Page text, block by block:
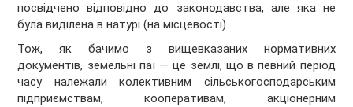
посвідчено відповідно до законодавства, але яка не
була виділена в натурі (на місцевості).
Тож, як бачимо з вищевказаних нормативних
документів, земельні паї — це землі, що в певний період
часу належали колективним сільськогосподарським
підприємствам, кооперативам, акціонерним